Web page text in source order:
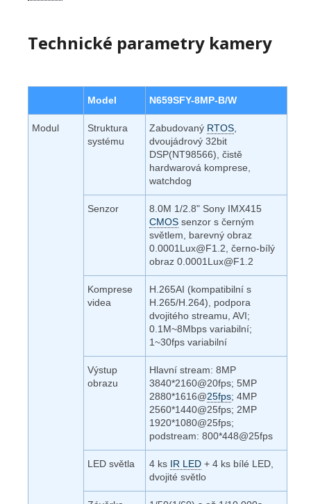
Technické parametry kamery
Model N659SFY-8MP-B/W
Modul
Struktura
systému
Zabudovaný RTOS
dvoujádrový 32bit
DSP(NT98566), čistě
hardwarová komprese,
watchdog
Senzor
8.0M 1/2.8" Sony IMX415
CMOS senzor s černým
světlem, barevný obraz
0.0001Lux@F1.2, černo-bílý
obraz 0.0001Lux@F1.2
Komprese
videa
H.265AI (kompatibilní s
H.265/H.264), podpora
dvojitého streamu, AVI;
0.1M~8Mbps variabilní;
1~30fps variabilní
Výstup
obrazu
Hlavní stream: 8MP
3840*2160@20fps; 5MP
2880*1616@25fps; 4MP
2560*1440@25fps; 2MP
1920*1080@25fps;
podstream: 800*448@25fps
LED světla 4 ks IR LED + 4 ks bílé LED,
dvojité světlo